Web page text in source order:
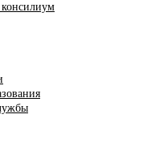
консилиум